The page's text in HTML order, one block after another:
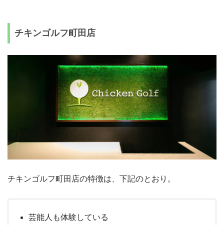
チキンゴルフ町田店
チキンゴルフ町田店の特徴は、下記のとおり。
芸能人も体験している